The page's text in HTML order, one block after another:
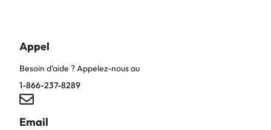
Appel
Besoin d’aide ? Appelez-nous au
1-866-237-8289
Email